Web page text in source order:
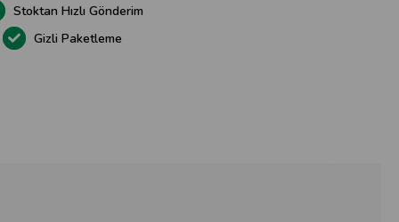
Stoktan Hızlı Gönderim
Gizli Paketleme